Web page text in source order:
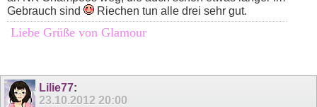
Gebrauch sind
Riechen tun alle drei sehr gut.
Liebe Grüße von Glamour
Lilie77:
23.10.2012 20:00